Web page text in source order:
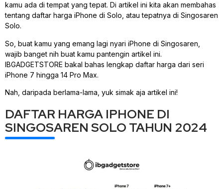
kamu ada di tempat yang tepat. Di artikel ini kita akan membahas
tentang daftar harga iPhone di Solo, atau tepatnya di Singosaren
Solo.
So, buat kamu yang emang lagi nyari iPhone di Singosaren,
wajib banget nih buat kamu pantengin artikel ini.
IBGADGETSTORE bakal bahas lengkap daftar harga dari seri
iPhone 7 hingga 14 Pro Max.
Nah, daripada berlama-lama, yuk simak aja artikel ini!
DAFTAR HARGA IPHONE DI
SINGOSAREN SOLO TAHUN 2024